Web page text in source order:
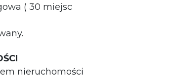
( 30 miejsc
nieruchomości